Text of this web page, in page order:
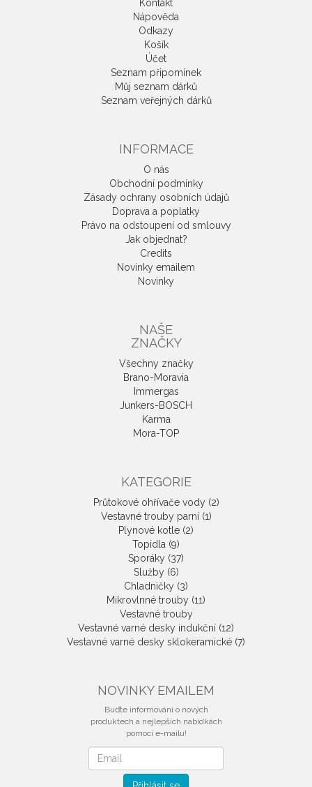
Kontakt
Nápověda
Odkazy
Košík
Účet
Seznam připomínek
Můj seznam dárků
Seznam veřejných dárků
INFORMACE
O nás
Obchodní podmínky
Zásady ochrany osobních údajů
Doprava a poplatky
Právo na odstoupení od smlouvy
Jak objednat?
Credits
Novinky emailem
Novinky
NAŠE
ZNAČKY
Všechny značky
Brano-Moravia
Immergas
Junkers-BOSCH
Karma
Mora-TOP
KATEGORIE
Průtokové ohřívače vody (2)
Vestavné trouby parní (1)
Plynové kotle (2)
Topidla (9)
Sporáky (37)
Služby (6)
Chladničky (3)
Mikrovlnné trouby (11)
Vestavné trouby
Vestavné varné desky indukční (12)
Vestavné varné desky sklokeramické (7)
NOVINKY EMAILEM
Buďte informováni o nových
produktech a nejlepších nabídkách
pomocí e-mailu!